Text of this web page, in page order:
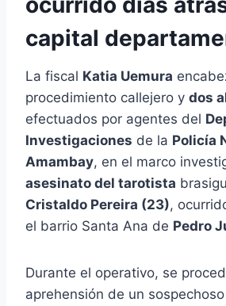
capital
La fiscal Katia Uemura
procedimiento callejero y dos
efectuados por agentes del
Investigaciones de la Policía
Amambay, en el marco
asesinato del tarotista
Cristaldo Pereira (23),
el barrio Santa Ana de Pedro
Durante el operativo, se
aprehensión de un